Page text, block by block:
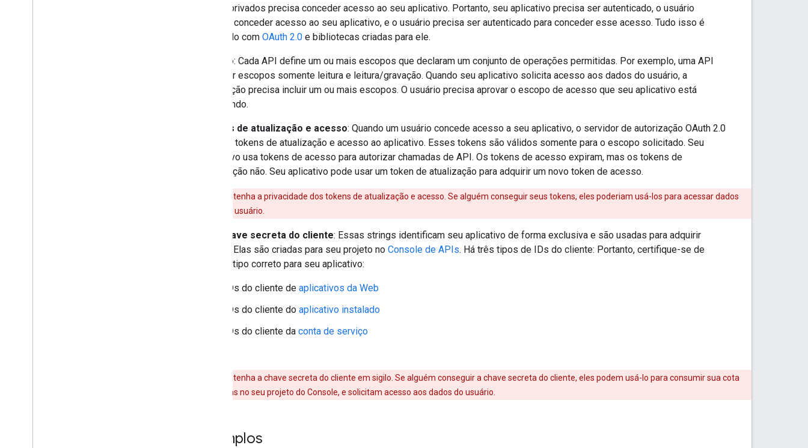
dados privados precisa conceder acesso ao seu aplicativo. Portanto, seu aplicativo precisa ser autenticado, o usuário
precisa conceder acesso ao seu aplicativo, e o usuário precisa ser autenticado para conceder esse acesso. Tudo isso é
realizado com OAuth 2.0 e bibliotecas criadas para ele.
Escopo: Cada API define um ou mais escopos que declaram um conjunto de operações permitidas. Por exemplo, uma API
pode ter escopos somente leitura e leitura/gravação. Quando seu aplicativo solicita acesso aos dados do usuário, a
solicitação precisa incluir um ou mais escopos. O usuário precisa aprovar o escopo de acesso que seu aplicativo está
solicitando.
Tokens de atualização e acesso: Quando um usuário concede acesso a seu aplicativo, o servidor de autorização OAuth 2.0
fornece tokens de atualização e acesso ao aplicativo. Esses tokens são válidos somente para o escopo solicitado. Seu
aplicativo usa tokens de acesso para autorizar chamadas de API. Os tokens de acesso expiram, mas os tokens de
atualização não. Seu aplicativo pode usar um token de atualização para adquirir um novo token de acesso.
: Mantenha a privacidade dos tokens de atualização e acesso. Se alguém conseguir seus tokens, eles poderiam usá-los para acessar dados
particulares do usuário.
ID e chave secreta do cliente: Essas strings identificam seu aplicativo de forma exclusiva e são usadas para adquirir
tokens. Elas são criadas para seu projeto no Console de APIs. Há três tipos de IDs do cliente: Portanto, certifique-se de
obter o tipo correto para seu aplicativo:
IDs do cliente de aplicativos da Web
IDs do cliente do aplicativo instalado
IDs do cliente da conta de serviço
: Mantenha a chave secreta do cliente em sigilo. Se alguém conseguir a chave secreta do cliente, eles podem usá-lo para consumir sua cota
gerar cobranças no seu projeto do Console, e solicitam acesso aos dados do usuário.
Exemplos